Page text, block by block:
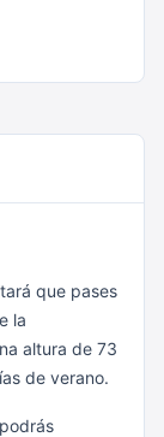
que pases
la
altura de 73
de verano.